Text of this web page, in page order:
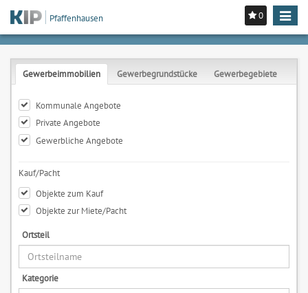
0
Toggle
Pfaffenhausen
Gewerbeimmobilien Gewerbegrundstücke Gewerbegebiete
Kommunale Angebote
Private Angebote
Gewerbliche Angebote
Kauf/Pacht
Objekte zum Kauf
Objekte zur Miete/Pacht
Ortsteil
Kategorie